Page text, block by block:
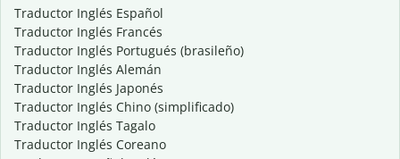
Traductor Inglés Español
Traductor Inglés Francés
Traductor Inglés Portugués (brasileño)
Traductor Inglés Alemán
Traductor Inglés Japonés
Traductor Inglés Chino (simplificado)
Traductor Inglés Tagalo
Traductor Inglés Coreano